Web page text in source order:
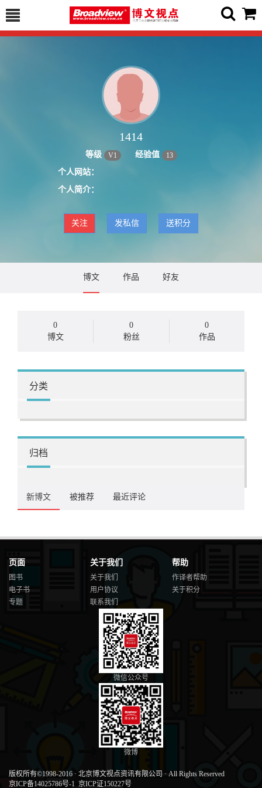
1414
等级 V1 经验值 13
个人网站：
个人简介：
关注 发私信 送积分
博文 作品 好友
0
博文
0
粉丝
0
作品
分类
归档
新博文 被推荐 最近评论
页面
图书
电子书
专题
关于我们
关于我们
用户协议
联系我们
帮助
作译者帮助
关于积分
微信公众号
微博
版权所有©1998-2016 · 北京博文视点资讯有限公司 · All Rights Reserved
京ICP备14025786号-1 京ICP证150227号